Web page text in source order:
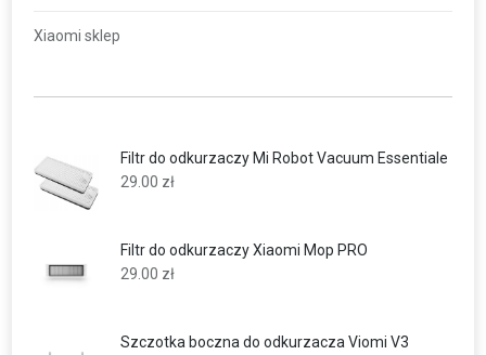
Xiaomi sklep
Filtr do odkurzaczy Mi Robot Vacuum Essentiale
29.00 zł
Filtr do odkurzaczy Xiaomi Mop PRO
29.00 zł
Szczotka boczna do odkurzacza Viomi V3